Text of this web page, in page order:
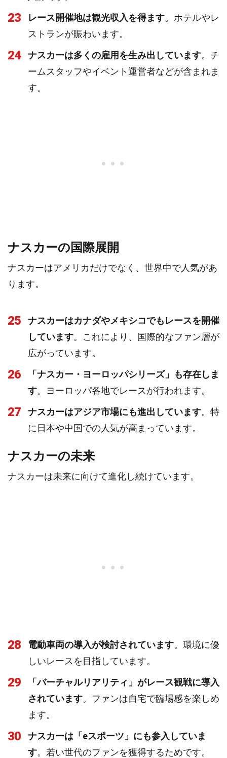
23 レース開催地は観光収入を得ます。ホテルやレ
ストランが賑わいます。
24 ナスカーは多くの雇用を生み出しています。チ
ームスタッフやイベント運営者などが含まれま
す。
ナスカーの国際展開
ナスカーはアメリカだけでなく、世界中で人気があ
ります。
25
ナスカーはカナダやメキシコでもレースを開催
しています。これにより、国際的なファン層が
広がっています。
26
「ナスカー・ヨーロッパシリーズ」も存在しま
す。ヨーロッパ各地でレースが行われます。
27 ナスカーはアジア市場にも進出しています。特
に日本や中国での人気が高まっています。
ナスカーの未来
ナスカーは未来に向けて進化し続けています。
28 電動車両の導入が検討されています。環境に優
しいレースを目指しています。
29
「バーチャルリアリティ」がレース観戦に導入
されています。ファンは自宅で臨場感を楽しめ
ます。
30
ナスカーは「eスポーツ」にも参入していま
す。若い世代のファンを獲得するためです。